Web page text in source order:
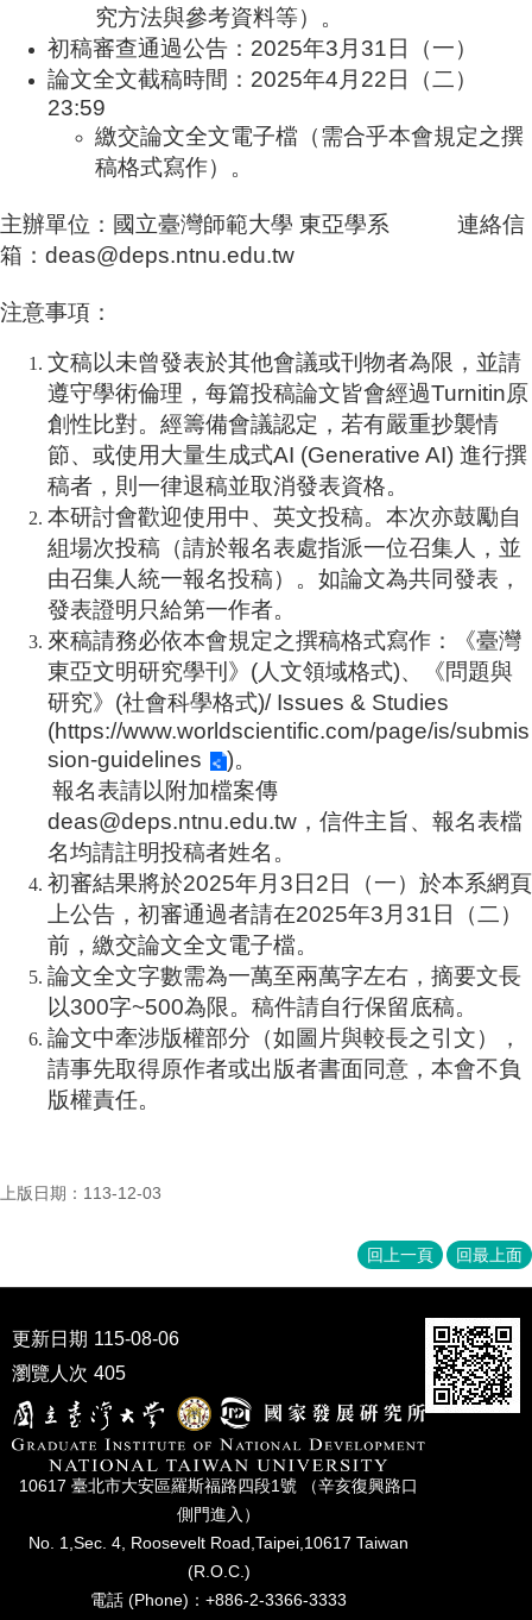
發
展
口
試
區
學
究方法與參考資料等）。
初稿審查通過公告： 2025年3 月 31日（一）
論文全文截稿時間： 2025年4 月 22日（二）
23:59
繳交論文全文電子檔（需合乎本會規定之撰
稿格式寫作）。
主辦單位：國立臺灣師範大學 東亞學系 連絡信
箱： deas@deps.ntnu.edu.tw
注意事項：
文稿以未曾發表於其他會議或刊物者為限，並請
遵守學術倫理，每篇投稿論文皆會經過Turnitin原
創性比對。經籌備會議認定，若有嚴重抄襲情
節、或使用大量生成式AI (Generative AI) 進行撰
稿者，則一律退稿並取消發表資格。
本研討會歡迎使用中、英文投稿。本次亦鼓勵自
組場次投稿（請於報名表處指派一位召集人，並
由召集人統一報名投稿）。如論文為共同發表，
發表證明只給第一作者。
來稿請務必依本會規定之撰稿格式寫作：《臺灣
東亞文明研究學刊》 (人文領域格式)、《問題與
研究》 (社會科學格式)/ Issues & Studies
(https://www.worldscientific.com/page/is/submis
sion-guidelines
)。
報名表請以附加檔案傳
deas@deps.ntnu.edu.tw ，信件主旨、報名表檔
名均請註明投稿者姓名 。
初審結果將於2025年月 3日2日（一）於本系網頁
上公告，初審通過者請在2025年3 月 31日（二）
前，繳交論文全文電子檔。
論文全文字數需為一萬至兩萬字左右，摘要文長
以300字~500為限。稿件請自行保留底稿。
論文中牽涉版權部分（如圖片與較長之引文），
請事先取得原作者或出版者書面同意，本會不負
版權責任。
上版日期：113-12-03
回上一頁 回最上面
更新日期 115-08-06
瀏覽人次 405
10617 臺北市⼤安區羅斯福路四段1號 （辛亥復興路⼝
側⾨進入）
No. 1,Sec. 4, Roosevelt Road,Taipei,10617 Taiwan
(R.O.C.)
電話 (Phone)：+886-2-3366-3333